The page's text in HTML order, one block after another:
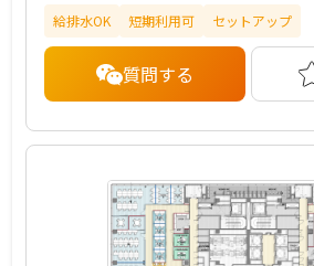
給排水OK 短期利用可 セットアップ
質問する